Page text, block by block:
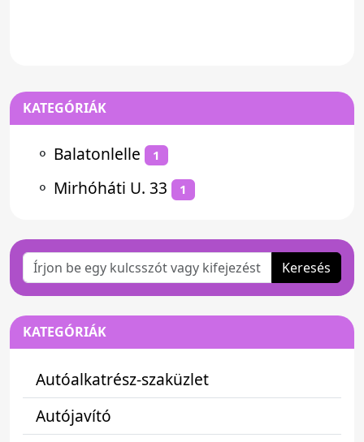
KATEGÓRIÁK
⚬ Balatonlelle 1
⚬ Mirhóháti U. 33 1
Keresés
KATEGÓRIÁK
Autóalkatrész-szaküzlet
Autójavító